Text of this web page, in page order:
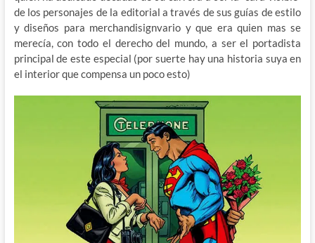
de los personajes de la editorial a través de sus guías de estilo
y diseños para merchandisignvario y que era quien mas se
merecía, con todo el derecho del mundo, a ser el portadista
principal de este especial (por suerte hay una historia suya en
el interior que compensa un poco esto)